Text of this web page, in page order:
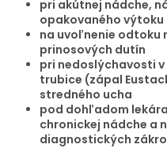
pri akútnej nádche,
opakovaného výtoku
na uvoľnenie odtoku
prinosových dutín
pri nedoslýchavosti
trubice (zápal
stredného ucha
pod dohľadom
chronickej nádche a
diagnostických